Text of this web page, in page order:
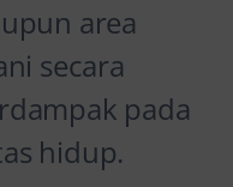
area
secara
pada
hidup.